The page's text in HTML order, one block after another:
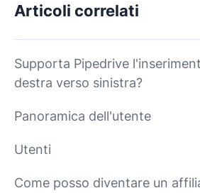
Articoli correlati
Supporta Pipedrive
destra verso sinistra?
Panoramica dell'utente
Utenti
Come posso diventare un